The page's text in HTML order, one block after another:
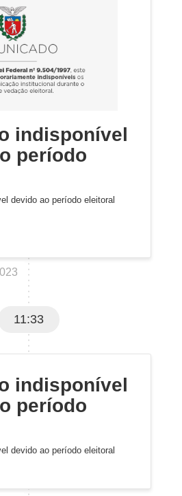
indisponível
período
devido ao período eleitoral
11:33
indisponível
período
devido ao período eleitoral